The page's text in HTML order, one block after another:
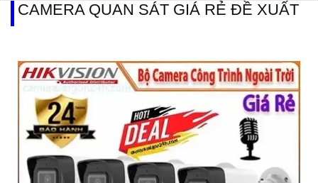
CAMERA QUAN SÁT GIÁ RẺ ĐỀ XUẤT